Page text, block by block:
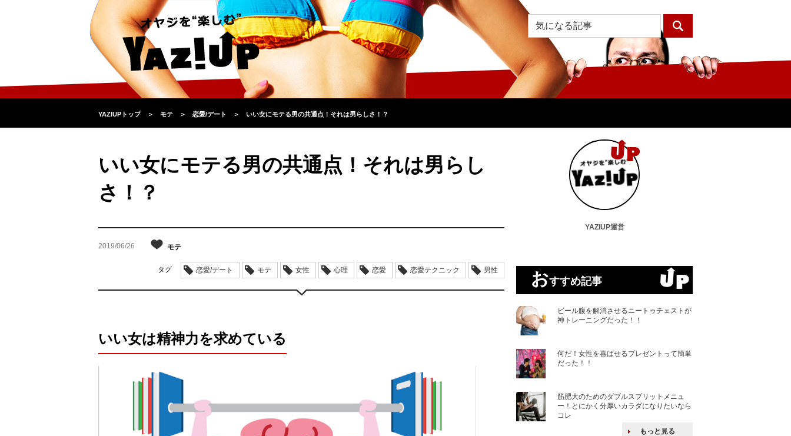
YAZIUPトップ ＞ モテ ＞ 恋愛/デート ＞ いい女にモテる男の共通点！それは男らしさ！？
いい女にモテる男の共通点！それは男らし
さ！？
2019/06/26 モテ
タグ 恋愛/デート モテ 女性 心理 恋愛 恋愛テクニック 男性
いい女は精神力を求めている
YAZIUP運営
おすすめ記事
ビール腹を解消させるニートゥチェストが
神トレーニングだった！！
何だ！女性を喜ばせるプレゼントって簡単
だった！！
筋肥大のためのダブルスプリットメニュ
ー！とにかく分厚いカラダになりたいなら
コレ
もっと見る